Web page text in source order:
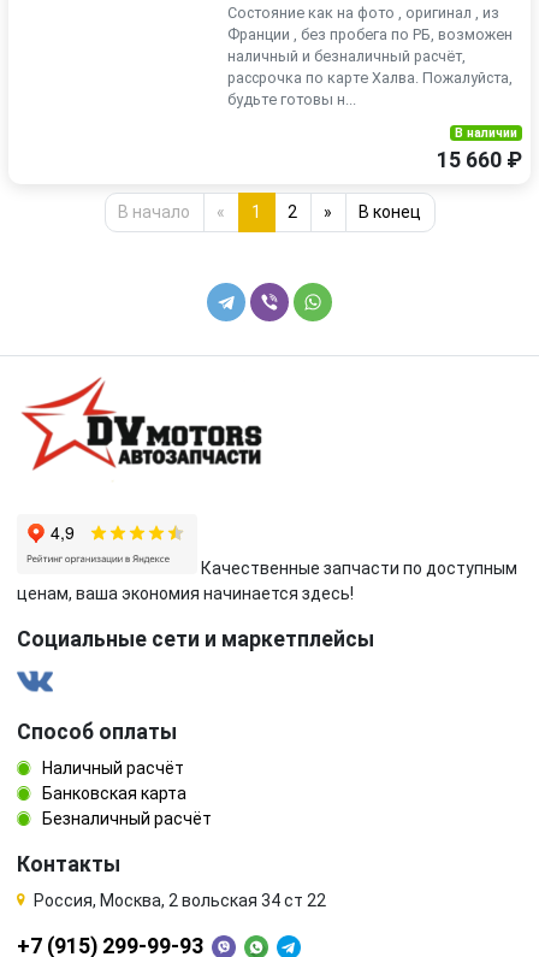
Состояние как на фото , оригинал , из
Франции , без пробега по РБ, возможен
наличный и безналичный расчёт,
рассрочка по карте Халва. Пожалуйста,
будьте готовы н...
В наличии
15 660 ₽
В начало « 1 2 » В конец
Качественные запчасти по доступным
ценам, ваша экономия начинается здесь!
Социальные сети и маркетплейсы
Способ оплаты
Наличный расчёт
Банковская карта
Безналичный расчёт
Контакты
Россия, Москва, 2 вольская 34 ст 22
+7 (915) 299-99-93